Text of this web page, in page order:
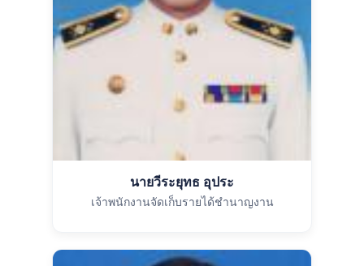
นายวีระยุทธ อุประ
เจ้าพนักงานจัดเก็บรายได้ชำนาญงาน